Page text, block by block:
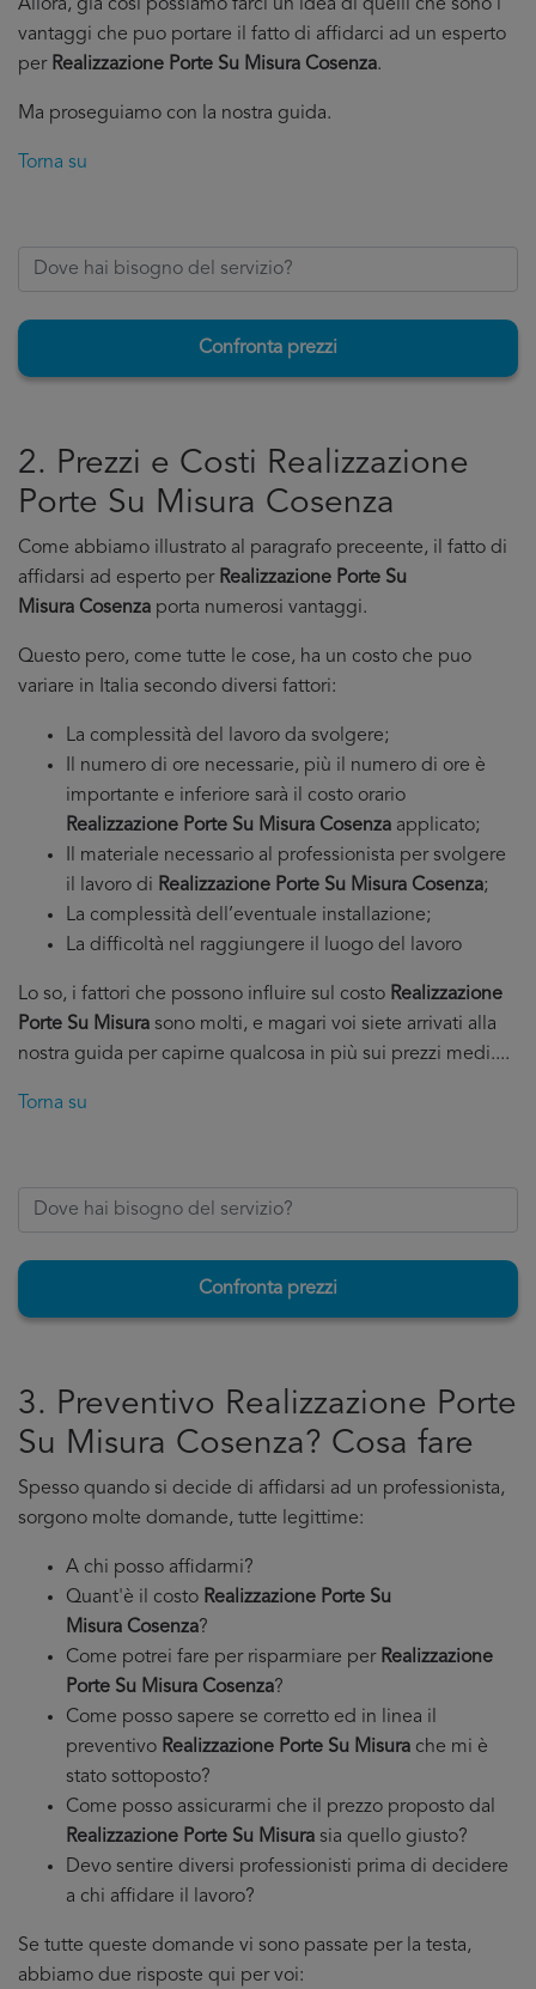
Allora, già cosi possiamo farci un’idea di quelli che sono i
vantaggi che puo portare il fatto di affidarci ad un esperto
per Realizzazione Porte Su Misura Cosenza.
Ma proseguiamo con la nostra guida.
Torna su
Confronta prezzi
2. Prezzi e Costi Realizzazione
Porte Su Misura Cosenza
Come abbiamo illustrato al paragrafo preceente, il fatto di
affidarsi ad esperto per Realizzazione Porte Su
Misura Cosenza porta numerosi vantaggi.
Questo pero, come tutte le cose, ha un costo che puo
variare in Italia secondo diversi fattori:
La complessità del lavoro da svolgere;
Il numero di ore necessarie, più il numero di ore è
importante e inferiore sarà il costo orario
Realizzazione Porte Su Misura Cosenza applicato;
Il materiale necessario al professionista per svolgere
il lavoro di Realizzazione Porte Su Misura Cosenza;
La complessità dell’eventuale installazione;
La difficoltà nel raggiungere il luogo del lavoro
Lo so, i fattori che possono influire sul costo Realizzazione
Porte Su Misura sono molti, e magari voi siete arrivati alla
nostra guida per capirne qualcosa in più sui prezzi medi....
Torna su
Confronta prezzi
3. Preventivo Realizzazione Porte
Su Misura Cosenza? Cosa fare
Spesso quando si decide di affidarsi ad un professionista,
sorgono molte domande, tutte legittime:
A chi posso affidarmi?
Quant'è il costo Realizzazione Porte Su
Misura Cosenza?
Come potrei fare per risparmiare per Realizzazione
Porte Su Misura Cosenza?
Come posso sapere se corretto ed in linea il
preventivo Realizzazione Porte Su Misura che mi è
stato sottoposto?
Come posso assicurarmi che il prezzo proposto dal
Realizzazione Porte Su Misura sia quello giusto?
Devo sentire diversi professionisti prima di decidere
a chi affidare il lavoro?
Se tutte queste domande vi sono passate per la testa,
abbiamo due risposte qui per voi: